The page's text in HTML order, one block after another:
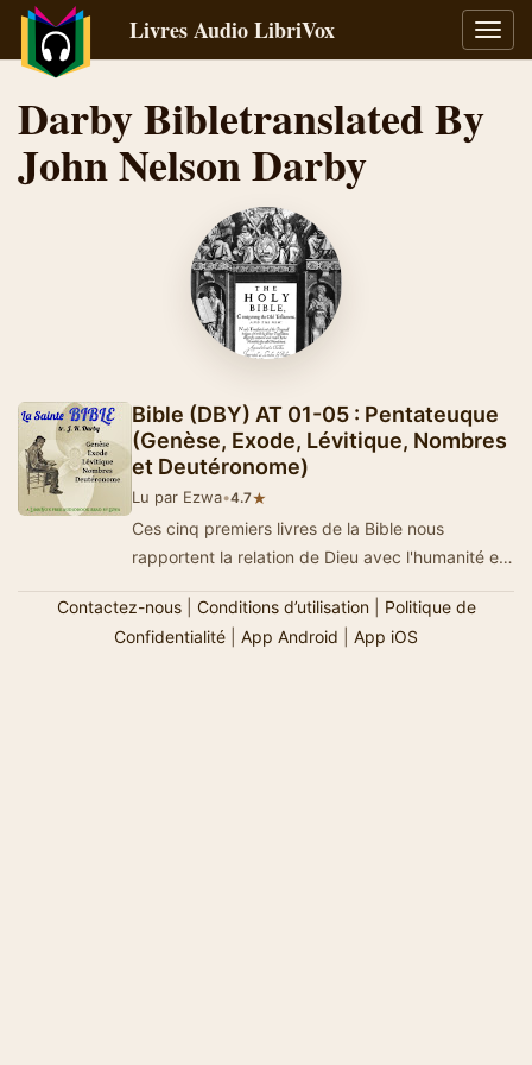
la
Livres Audio LibriVox
Darby Bibletranslated By
John Nelson Darby
Bible (DBY) AT 01-05 : Pentateuque
(Genèse, Exode, Lévitique, Nombres
et Deutéronome)
Lu par Ezwa•4.7★
Ces cinq premiers livres de la Bible nous
rapportent la relation de Dieu avec l'humanité et
Contactez-nous| Conditions d’utilisation| Politique de
Confidentialité
App Android App iOS